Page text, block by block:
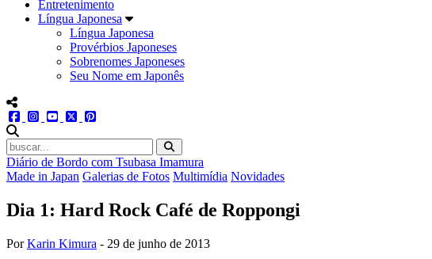
Entretenimento
Língua Japonesa
Língua Japonesa
Provérbios Japoneses
Sobrenomes Japoneses
Seu Nome em Japonês
menu redes social
facebookinstagram
youtube
twitter
Diário de Bordo com Tsubasa Imamura
Made in Japan Galerias de Fotos Multimídia Novidades
Dia 1: Hard Rock Café de Roppongi
PorKarin Kimura - 29 de junho de 2013